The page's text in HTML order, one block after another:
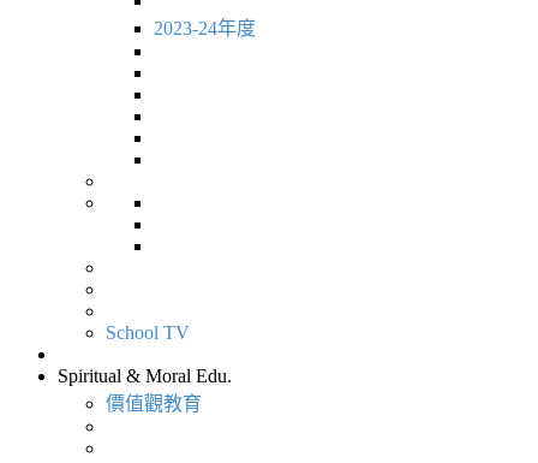
2023-24年度
School TV
Spiritual & Moral Edu.
價值觀教育